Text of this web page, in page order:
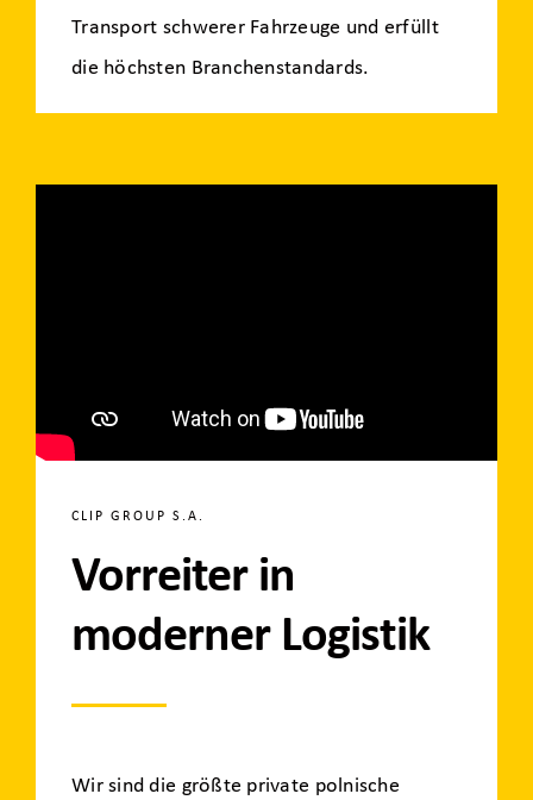
Transport schwerer Fahrzeuge und erfüllt
die höchsten Branchenstandards.
CLIP GROUP S.A.
Vorreiter in
moderner Logistik
Wir sind die größte private polnische